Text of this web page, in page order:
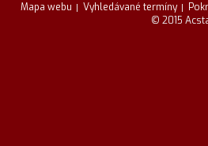
Mapa webu
Vyhledávané termíny
© 2015